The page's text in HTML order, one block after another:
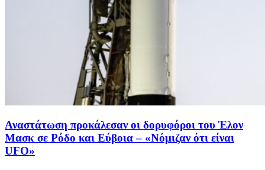
Αναστάτωση προκάλεσαν οι δορυφόροι του Έλον
Μασκ σε Ρόδο και Εύβοια – «Νόμιζαν ότι είναι
UFO»